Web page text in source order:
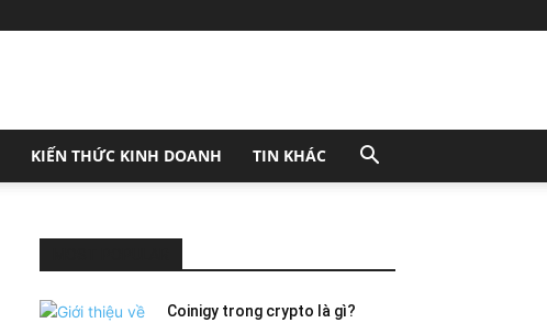
KIẾN THỨC KINH DOANH TIN KHÁC
Coinigy trong crypto là gì?